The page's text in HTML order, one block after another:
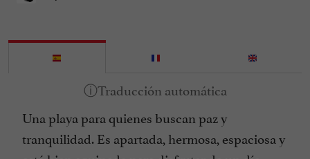
Una playa para quienes buscan paz y
tranquilidad. Es apartada, hermosa, espaciosa y